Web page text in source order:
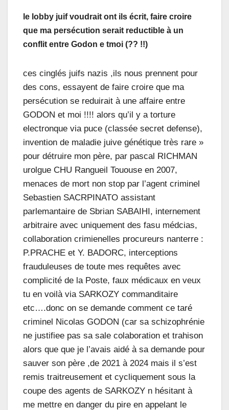
le lobby juif voudrait ont ils écrit, faire croire
que ma persécution serait reductible à un
conflit entre Godon e tmoi (?? !!)
ces cinglés juifs nazis ,ils nous prennent pour
des cons, essayent de faire croire que ma
persécution se reduirait à une affaire entre
GODON et moi !!!! alors qu’il y a torture
electronque via puce (classée secret defense),
invention de maladie juive génétique très rare »
pour détruire mon père, par pascal RICHMAN
urolgue CHU Rangueil Tououse en 2007,
menaces de mort non stop par l’agent criminel
Sebastien SACRPINATO assistant
parlemantaire de Sbrian SABAIHI, internement
arbitraire avec uniquement des fasu médcias,
collaboration crimienelles procureurs nanterre :
P.PRACHE et Y. BADORC, interceptions
frauduleuses de toute mes requêtes avec
complicité de la Poste, faux médicaux en veux
tu en voilà via SARKOZY commanditaire
etc….donc on se demande comment ce taré
criminel Nicolas GODON (car sa schizophrénie
ne justifiee pas sa sale colaboration et trahison
alors que que je l’avais aidé à sa demande pour
sauver son père ,de 2021 à 2024 mais il s’est
remis traitreusement et cycliquement sous la
coupe des agents de SARKOZY n hésitant à
me mettre en danger du pire en appelant le